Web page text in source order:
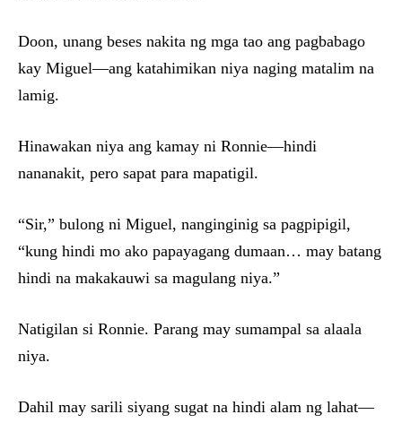
Doon, unang beses nakita ng mga tao ang pagbabago
kay Miguel—ang katahimikan niya naging matalim na
lamig.
Hinawakan niya ang kamay ni Ronnie—hindi
nananakit, pero sapat para mapatigil.
“Sir,” bulong ni Miguel, nanginginig sa pagpipigil,
“kung hindi mo ako papayagang dumaan… may batang
hindi na makakauwi sa magulang niya.”
Natigilan si Ronnie. Parang may sumampal sa alaala
niya.
Dahil may sarili siyang sugat na hindi alam ng lahat—